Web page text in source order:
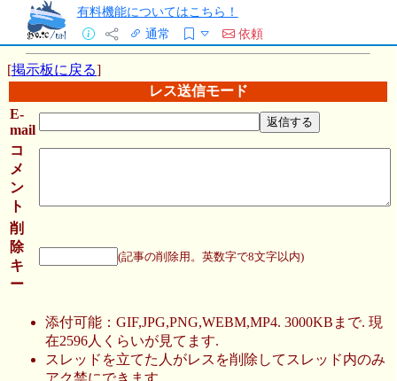
有料機能についてはこちら！
通常
依頼